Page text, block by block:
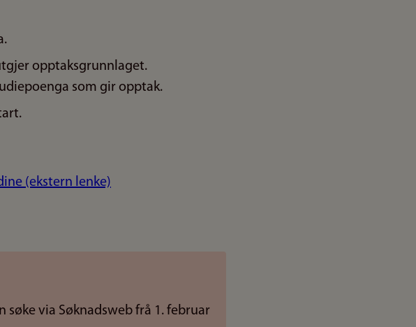
opptaksgrunnlaget.
som gir opptak.
(ekstern lenke)
søke via Søknadsweb frå 1. februar